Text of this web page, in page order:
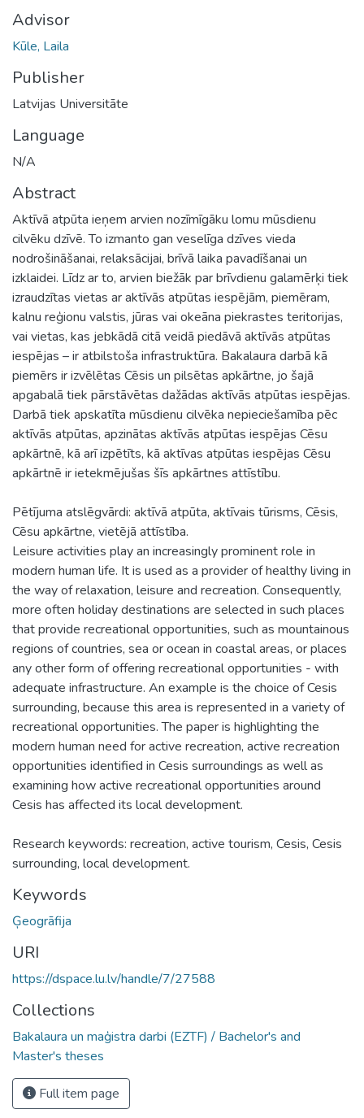
Advisor
Kūle, Laila
Publisher
Latvijas Universitāte
Language
N/A
Abstract
Aktīvā atpūta ieņem arvien nozīmīgāku lomu mūsdienu
cilvēku dzīvē. To izmanto gan veselīga dzīves vieda
nodrošināšanai, relaksācijai, brīvā laika pavadīšanai un
izklaidei. Līdz ar to, arvien biežāk par brīvdienu galamērķi tiek
izraudzītas vietas ar aktīvās atpūtas iespējām, piemēram,
kalnu reģionu valstis, jūras vai okeāna piekrastes teritorijas,
vai vietas, kas jebkādā citā veidā piedāvā aktīvās atpūtas
iespējas – ir atbilstoša infrastruktūra. Bakalaura darbā kā
piemērs ir izvēlētas Cēsis un pilsētas apkārtne, jo šajā
apgabalā tiek pārstāvētas dažādas aktīvās atpūtas iespējas.
Darbā tiek apskatīta mūsdienu cilvēka nepieciešamība pēc
aktīvās atpūtas, apzinātas aktīvās atpūtas iespējas Cēsu
apkārtnē, kā arī izpētīts, kā aktīvas atpūtas iespējas Cēsu
apkārtnē ir ietekmējušas šīs apkārtnes attīstību.
Pētījuma atslēgvārdi: aktīvā atpūta, aktīvais tūrisms, Cēsis,
Cēsu apkārtne, vietējā attīstība.
Leisure activities play an increasingly prominent role in
modern human life. It is used as a provider of healthy living in
the way of relaxation, leisure and recreation. Consequently,
more often holiday destinations are selected in such places
that provide recreational opportunities, such as mountainous
regions of countries, sea or ocean in coastal areas, or places
any other form of offering recreational opportunities - with
adequate infrastructure. An example is the choice of Cesis
surrounding, because this area is represented in a variety of
recreational opportunities. The paper is highlighting the
modern human need for active recreation, active recreation
opportunities identified in Cesis surroundings as well as
examining how active recreational opportunities around
Cesis has affected its local development.
Research keywords: recreation, active tourism, Cesis, Cesis
surrounding, local development.
Keywords
Ģeogrāfija
URI
https://dspace.lu.lv/handle/7/27588
Collections
Bakalaura un maģistra darbi (EZTF) / Bachelor's and
Master's theses
Full item page